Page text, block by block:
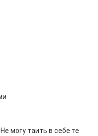
могу таить в себе те